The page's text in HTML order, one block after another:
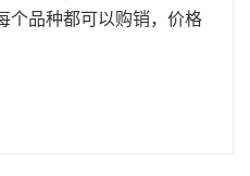
个品种都可以购销，价格